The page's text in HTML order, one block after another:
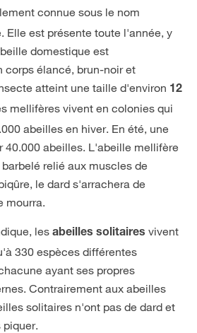
connue sous le nom
Elle est présente toute l'année, y
domestique est
corps élancé, brun-noir et
atteint une taille d'environ 12
mellifères vivent en colonies qui
abeilles en hiver. En été, une
40.000 abeilles. L'abeille mellifère
relié aux muscles de
le dard s'arrachera de
mourra.
les abeilles solitaires vivent
330 espèces différentes
ayant ses propres
Contrairement aux abeilles
solitaires n'ont pas de dard et
piquer.